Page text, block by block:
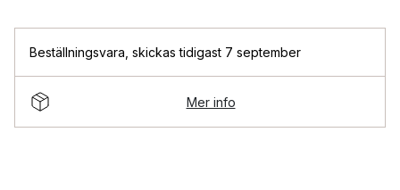
Beställningsvara skickas tidigast 7 september
Mer info